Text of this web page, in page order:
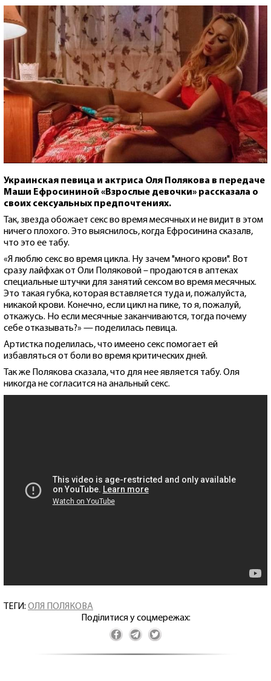
Украинская певица и актриса Оля Полякова в передаче
Маши Ефросининой «Взрослые девочки» рассказала о
своих сексуальных предпочтениях.
Так, звезда обожает секс во время месячных и не видит в этом
ничего плохого. Это выяснилось, когда Ефросинина сказалв,
что это ее табу.
«Я люблю секс во время цикла. Ну зачем "много крови". Вот
сразу лайфхак от Оли Поляковой – продаются в аптеках
специальные штучки для занятий сексом во время месячных.
Это такая губка, которая вставляется туда и, пожалуйста,
никакой крови. Конечно, если цикл на пике, то я, пожалуй,
откажусь. Но если месячные заканчиваются, тогда почему
себе отказывать?» — поделилась певица.
Артистка поделилась, что имеено секс помогает ей
избавляться от боли во время критических дней.
Так же Полякова сказала, что для нее является табу. Оля
никогда не согласится на анальный секс.
ТЕГИ: ОЛЯ ПОЛЯКОВА
Поділитися у соцмережах: